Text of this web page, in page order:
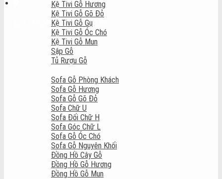
Mở cửa: 8:00 - 22:00
Kệ Tivi Gỗ Hương
Kệ Tivi Gỗ Gõ Đỏ
Kệ Tivi Gỗ Gụ
Kệ Tivi Gỗ Óc Chó
Kệ Tivi Gỗ Mun
Sập Gỗ
Tủ Rượu Gỗ
Sofa Gỗ Phòng Khách
Sofa Gỗ Hương
Sofa Gỗ Gõ Đỏ
Sofa Chữ U
Sofa Đối Chữ H
Sofa Góc Chữ L
Sofa Gỗ Óc Chó
Sofa Gỗ Nguyên Khối
Đồng Hồ Cây Gỗ
Đồng Hồ Gỗ Hương
Đồng Hồ Gỗ Mun